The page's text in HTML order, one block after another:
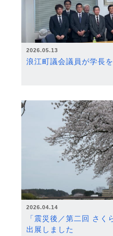
2026.05.13
浪江町議会議員が学長
2026.04.14
「震災後／第二回 さく
出展しました